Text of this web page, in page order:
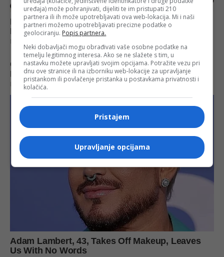
uređaja) može pohranjivati, dijeliti te im pristupati 210
partnera ili ih može upotrebljavati ova web-lokacija. Mi i naši
partneri možemo upotrebljavati precizne podatke o
geolociranju. Popis partnera.
Neki dobavljači mogu obrađivati vaše osobne podatke na
temelju legitimnog interesa. Ako se ne slažete s tim, u
nastavku možete upravljati svojim opcijama. Potražite vezu pri
dnu ove stranice ili na izborniku web-lokacije za upravljanje
pristankom ili povlačenje pristanka u postavkama privatnosti i
kolačića.
Pristajem
Upravljanje opcijama